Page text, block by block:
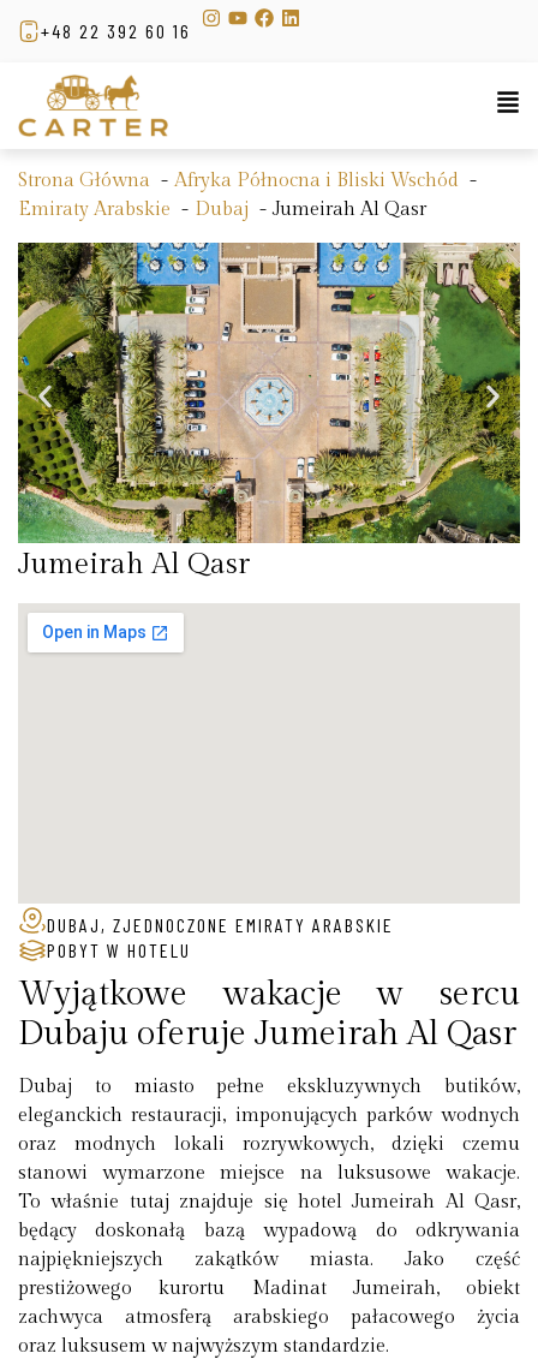
+48 22 392 60 16
Strona Główna
Afryka Północna i Bliski Wschód
Emiraty Arabskie
Dubaj Jumeirah Al Qasr
Jumeirah Al Qasr
DUBAJ, ZJEDNOCZONE EMIRATY ARABSKIE
POBYT W HOTELU
Wyjątkowe wakacje w sercu
Dubaju oferuje Jumeirah Al Qasr
Dubaj to miasto pełne ekskluzywnych butików,
eleganckich restauracji, imponujących parków wodnych
oraz modnych lokali rozrywkowych, dzięki czemu
stanowi wymarzone miejsce na luksusowe wakacje.
To właśnie tutaj znajduje się hotel Jumeirah Al Qasr,
będący doskonałą bazą wypadową do odkrywania
najpiękniejszych zakątków miasta. Jako część
prestiżowego kurortu Madinat Jumeirah, obiekt
zachwyca atmosferą arabskiego pałacowego życia
oraz luksusem w najwyższym standardzie.